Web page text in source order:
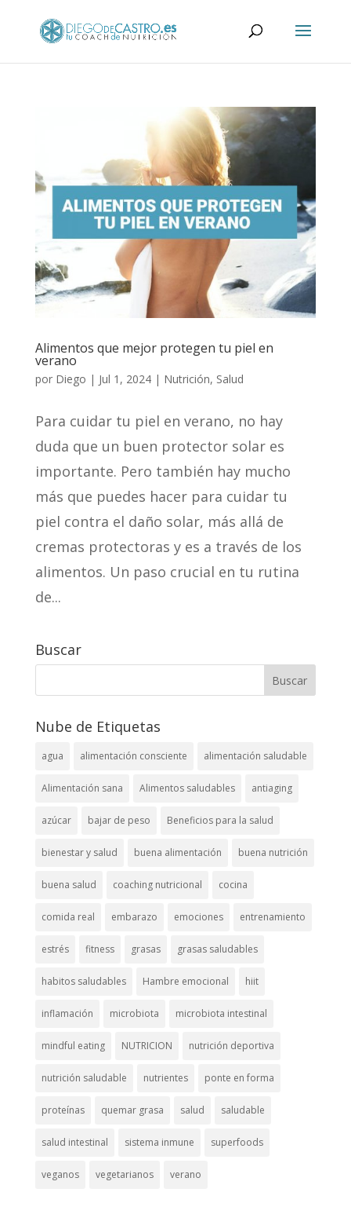
Alimentos que mejor protegen tu piel en
verano
por Diego | Jul 1, 2024| Nutrición, Salud
Para cuidar tu piel en verano, no hay
duda que un buen protector solar es
importante. Pero también hay mucho
más que puedes hacer para cuidar tu
piel contra el daño solar, más allá de
cremas protectoras y es a través de los
alimentos. Un paso crucial en tu rutina
de...
Buscar
Nube de Etiquetas
agua alimentación consciente alimentación saludable
Alimentación sana Alimentos saludables antiaging
azúcar bajar de peso Beneficios para la salud
bienestar y salud buena alimentación buena nutrición
buena salud coaching nutricional cocina
comida real embarazo emociones entrenamiento
estrés fitness grasas grasas saludables
habitos saludables Hambre emocional hiit
inflamación microbiota microbiota intestinal
mindful eating NUTRICION nutrición deportiva
nutrición saludable nutrientes ponte en forma
proteínas quemar grasa salud saludable
salud intestinal sistema inmune superfoods
veganos vegetarianos verano